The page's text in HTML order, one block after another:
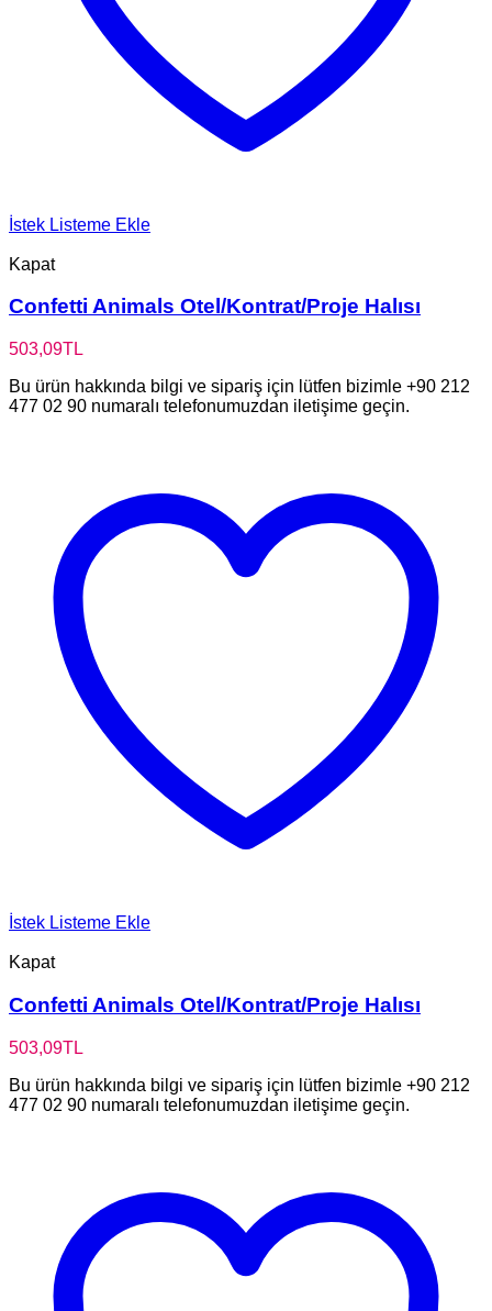
İstek Listeme Ekle
Kapat
Confetti Animals Otel/Kontrat/Proje Halısı
503,09TL
Bu ürün hakkında bilgi ve sipariş için lütfen bizimle +90 212
477 02 90 numaralı telefonumuzdan iletişime geçin.
İstek Listeme Ekle
Kapat
Confetti Animals Otel/Kontrat/Proje Halısı
503,09TL
Bu ürün hakkında bilgi ve sipariş için lütfen bizimle +90 212
477 02 90 numaralı telefonumuzdan iletişime geçin.